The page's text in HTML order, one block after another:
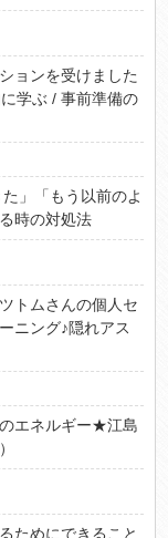
ョンを受けました
学ぶ / 事前準備の
」「もう以前のよ
時の対処法
トムさんの個人セ
ニング♪隠れアス
エネルギー★江島
ためにできること